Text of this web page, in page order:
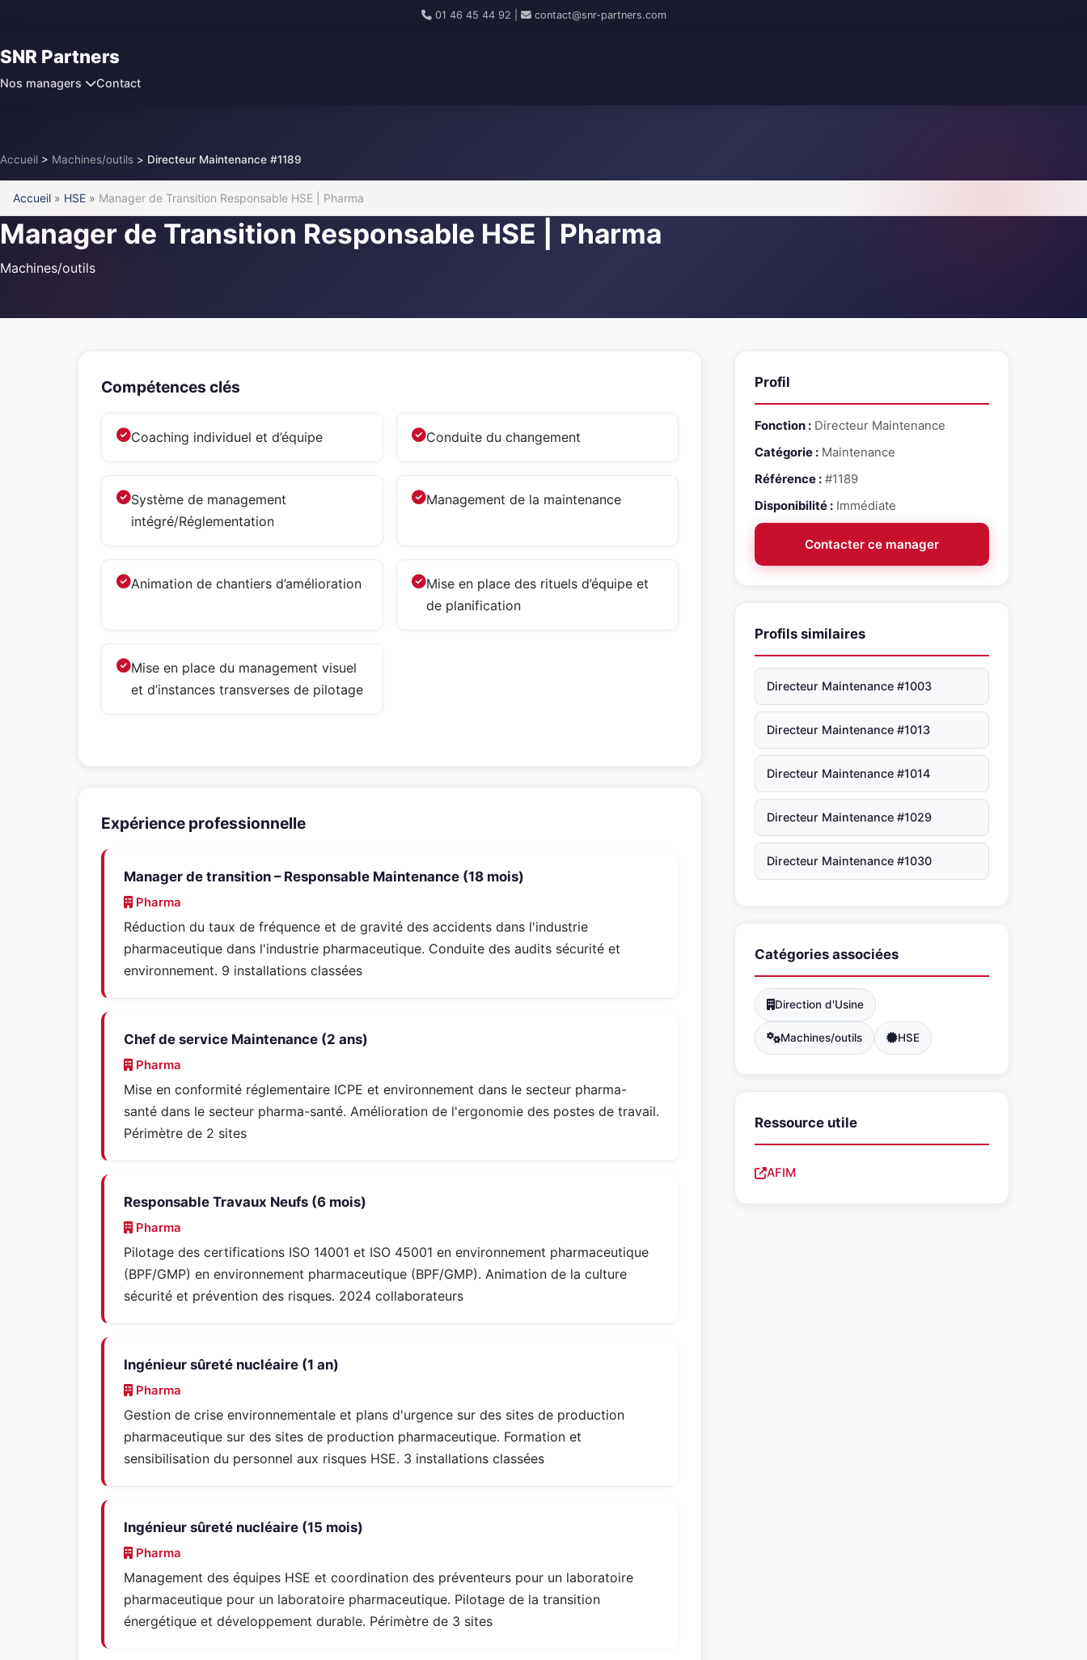
01 46 45 44 92 contact@snr-partners.com
SNR Partners
Nos managers Contact
Accueil > Machines/outils > Directeur Maintenance #1189
Accueil » HSE » Manager de Transition Responsable HSE | Pharma
Manager de Transition Responsable HSE | Pharma
Machines/outils
Compétences clés
Coaching individuel et d’équipe Conduite du changement
Système de management
intégré/Réglementation
Management de la maintenance
Animation de chantiers d’amélioration
Mise en place des rituels d’équipe et
de planification
Mise en place du management visuel
et d’instances transverses de pilotage
Expérience professionnelle
Manager de transition – Responsable Maintenance (18 mois)
Pharma
Réduction du taux de fréquence et de gravité des accidents dans l'industrie
pharmaceutique dans l'industrie pharmaceutique. Conduite des audits sécurité et
environnement. 9 installations classées
Chef de service Maintenance (2 ans)
Pharma
Mise en conformité réglementaire ICPE et environnement dans le secteur pharma-
santé dans le secteur pharma-santé. Amélioration de l'ergonomie des postes de travail.
Périmètre de 2 sites
Responsable Travaux Neufs (6 mois)
Pharma
Pilotage des certifications ISO 14001 et ISO 45001 en environnement pharmaceutique
(BPF/GMP) en environnement pharmaceutique (BPF/GMP). Animation de la culture
sécurité et prévention des risques. 2024 collaborateurs
Ingénieur sûreté nucléaire (1 an)
Pharma
Gestion de crise environnementale et plans d'urgence sur des sites de production
pharmaceutique sur des sites de production pharmaceutique. Formation et
sensibilisation du personnel aux risques HSE. 3 installations classées
Ingénieur sûreté nucléaire (15 mois)
Pharma
Management des équipes HSE et coordination des préventeurs pour un laboratoire
pharmaceutique pour un laboratoire pharmaceutique. Pilotage de la transition
énergétique et développement durable. Périmètre de 3 sites
Profil
Fonction : Directeur Maintenance
Catégorie : Maintenance
Référence : #1189
Disponibilité : Immédiate
Contacter ce manager
Profils similaires
Directeur Maintenance #1003
Directeur Maintenance #1013
Directeur Maintenance #1014
Directeur Maintenance #1029
Directeur Maintenance #1030
Catégories associées
Direction d'Usine
Machines/outils HSE
Ressource utile
AFIM